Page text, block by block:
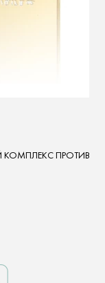
ПРОТИВ